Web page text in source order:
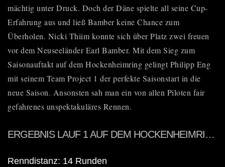
mächtig unter Druck. Doch der Däne spielte all seine Cup-
Erfahrung aus und ließ Bamber keine Chance zum
Überholen. Nicki Thiim konnte sich über Platz zwei freuen
vor dem Neuseeländer Earl Bamber. Mit dem Sieg zum
Saisonauftakt auf dem Hockenheimring gelingt Philipp Eng
mit seinem Team Project 1 der perfekte Saisonstart in die
neue Saison. Ansonsten sah man ein von allen Piloten fair
gefahrenes unspektakuläres Rennen.
ERGEBNIS LAUF 1 AUF DEM HOCKENHEIMRING
Renndistanz: 14 Runden